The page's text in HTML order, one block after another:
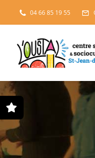
Passer
au
contenu
04 66 85 19 55